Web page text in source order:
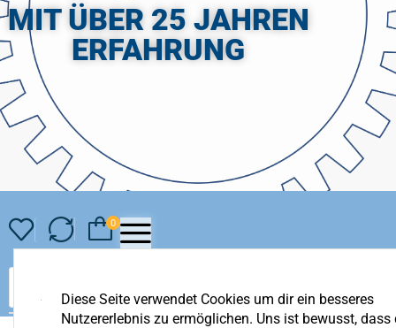
MIT ÜBER 25 JAHREN
ERFAHRUNG
0
Diese Seite verwendet Cookies um dir ein besseres
Nutzererlebnis zu ermöglichen. Uns ist bewusst, dass